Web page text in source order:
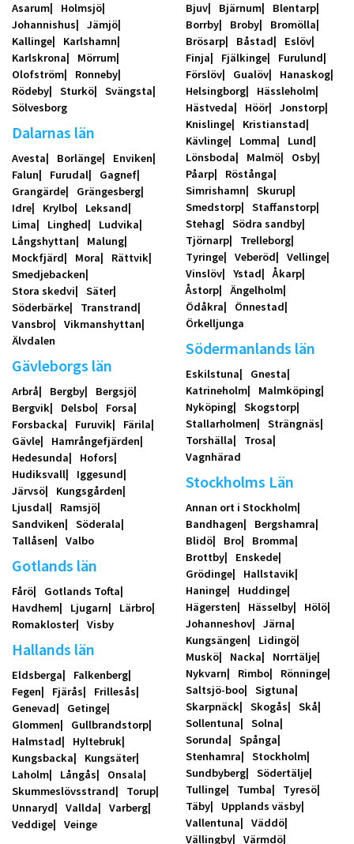
Asarum
Holmsjö
Johannishus
Jämjö
Kallinge
Karlshamn
Karlskrona
Mörrum
Olofström
Ronneby
Rödeby
Sturkö
Svängsta
Sölvesborg
Dalarnas län
Avesta Borlänge
Enviken
Falun
Furudal
Gagnef
Grangärde
Grängesberg
Idre
Krylbo
Leksand
Lima
Linghed
Ludvika
Långshyttan
Malung
Mockfjärd
Mora
Rättvik
Smedjebacken
Stora skedvi
Säter
Söderbärke
Transtrand
Vansbro
Vikmanshyttan
Älvdalen
Gävleborgs län
Arbrå Bergby
Bergsjö
Bergvik
Delsbo
Forsa
Forsbacka
Furuvik
Färila
Gävle
Hamrångefjärden
Hedesunda
Hofors
Hudiksvall
Iggesund
Järvsö
Kungsgården
Ljusdal
Ramsjö
Sandviken
Söderala
Tallåsen
Valbo
Gotlands län
Fårö
Gotlands Tofta
Havdhem
Ljugarn
Lärbro
Romakloster
Visby
Hallands län
Eldsberga
Falkenberg
Fegen
Fjärås
Frillesås
Genevad
Getinge
Glommen
Gullbrandstorp
Halmstad
Hyltebruk
Kungsbacka
Kungsäter
Laholm
Långås
Onsala
Skummeslövsstrand
Torup
Unnaryd
Vallda
Varberg
Veddige
Veinge
Bjuv Bjärnum
Blentarp
Borrby
Broby
Bromölla
Brösarp
Båstad
Eslöv
Finja
Fjälkinge
Furulund
Förslöv
Gualöv
Hanaskog
Helsingborg
Hässleholm
Hästveda
Höör
Jonstorp
Knislinge
Kristianstad
Kävlinge
Lomma
Lund
Lönsboda
Malmö
Osby
Påarp
Röstånga
Simrishamn
Skurup
Smedstorp
Staffanstorp
Stehag
Södra sandby
Tjörnarp
Trelleborg
Tyringe
Veberöd
Vellinge
Vinslöv
Ystad
Åkarp
Åstorp
Ängelholm
Ödåkra
Önnestad
Örkelljunga
Södermanlands län
Eskilstuna
Gnesta
Katrineholm
Malmköping
Nyköping
Skogstorp
Stallarholmen
Strängnäs
Torshälla
Trosa
Vagnhärad
Stockholms Län
Annan ort i Stockholm
Bandhagen
Bergshamra
Blidö
Bro
Bromma
Brottby
Enskede
Grödinge
Hallstavik
Haninge
Huddinge
Hägersten
Hässelby
Hölö
Johanneshov
Järna
Kungsängen
Lidingö
Muskö
Nacka
Norrtälje
Nykvarn
Rimbo
Rönninge
Saltsjö-boo
Sigtuna
Skarpnäck
Skogås
Skå
Sollentuna
Solna
Sorunda
Spånga
Stenhamra
Stockholm
Sundbyberg
Södertälje
Tullinge
Tumba
Tyresö
Täby
Upplands väsby
Vallentuna
Väddö
Vällingby
Värmdö